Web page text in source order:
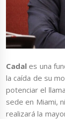
Cadales una
la caída de su
potenciar el
sede en Miami,
realizará la